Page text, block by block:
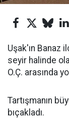
Uşak'ın Banaz
seyir halinde
O.Ç. arasında
Tartışmanın
bıçakladı.